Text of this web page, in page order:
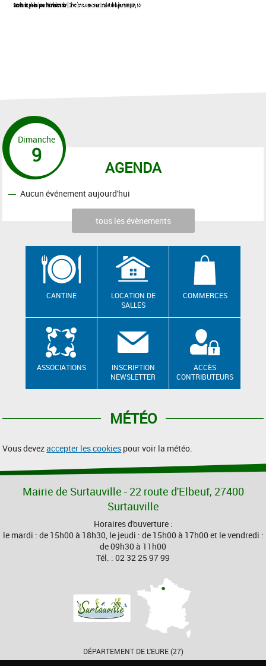
AGENDA
Dimanche
9
Aucun événement aujourd'hui
tous les évènements
CANTINE
LOCATION DE
SALLES
COMMERCES
ASSOCIATIONS
INSCRIPTION
NEWSLETTER
ACCÈS
CONTRIBUTEURS
MÉTÉO
Vous devezaccepter les cookies pour voir la météo.
Mairie de Surtauville - 22 route d'Elbeuf, 27400
Surtauville
Horaires d'ouverture :
le mardi : de 15h00 à 18h30, le jeudi : de 15h00 à 17h00 et le vendredi :
de 09h30 à 11h00
Tél. : 02 32 25 97 99
DÉPARTEMENT DE L'EURE (27)